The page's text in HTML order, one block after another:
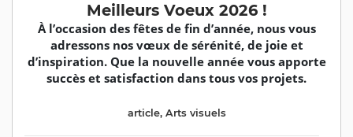
Meilleurs Voeux 2026 !
À l’occasion des fêtes de fin d’année, nous vous
adressons nos vœux de sérénité, de joie et
d’inspiration. Que la nouvelle année vous apporte
succès et satisfaction dans tous vos projets.
article, Arts visuels